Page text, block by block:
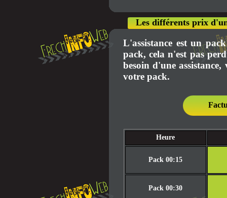
Les différents prix
L'assistance est un
pack, cela n'est pas
besoin d'une
votre pack.
Heure
Pack 00:15
Pack 00:30